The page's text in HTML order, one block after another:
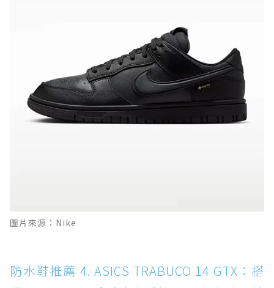
圖片來源：Nike
防水鞋推薦 4. ASICS TRABUCO 14 GTX：搭